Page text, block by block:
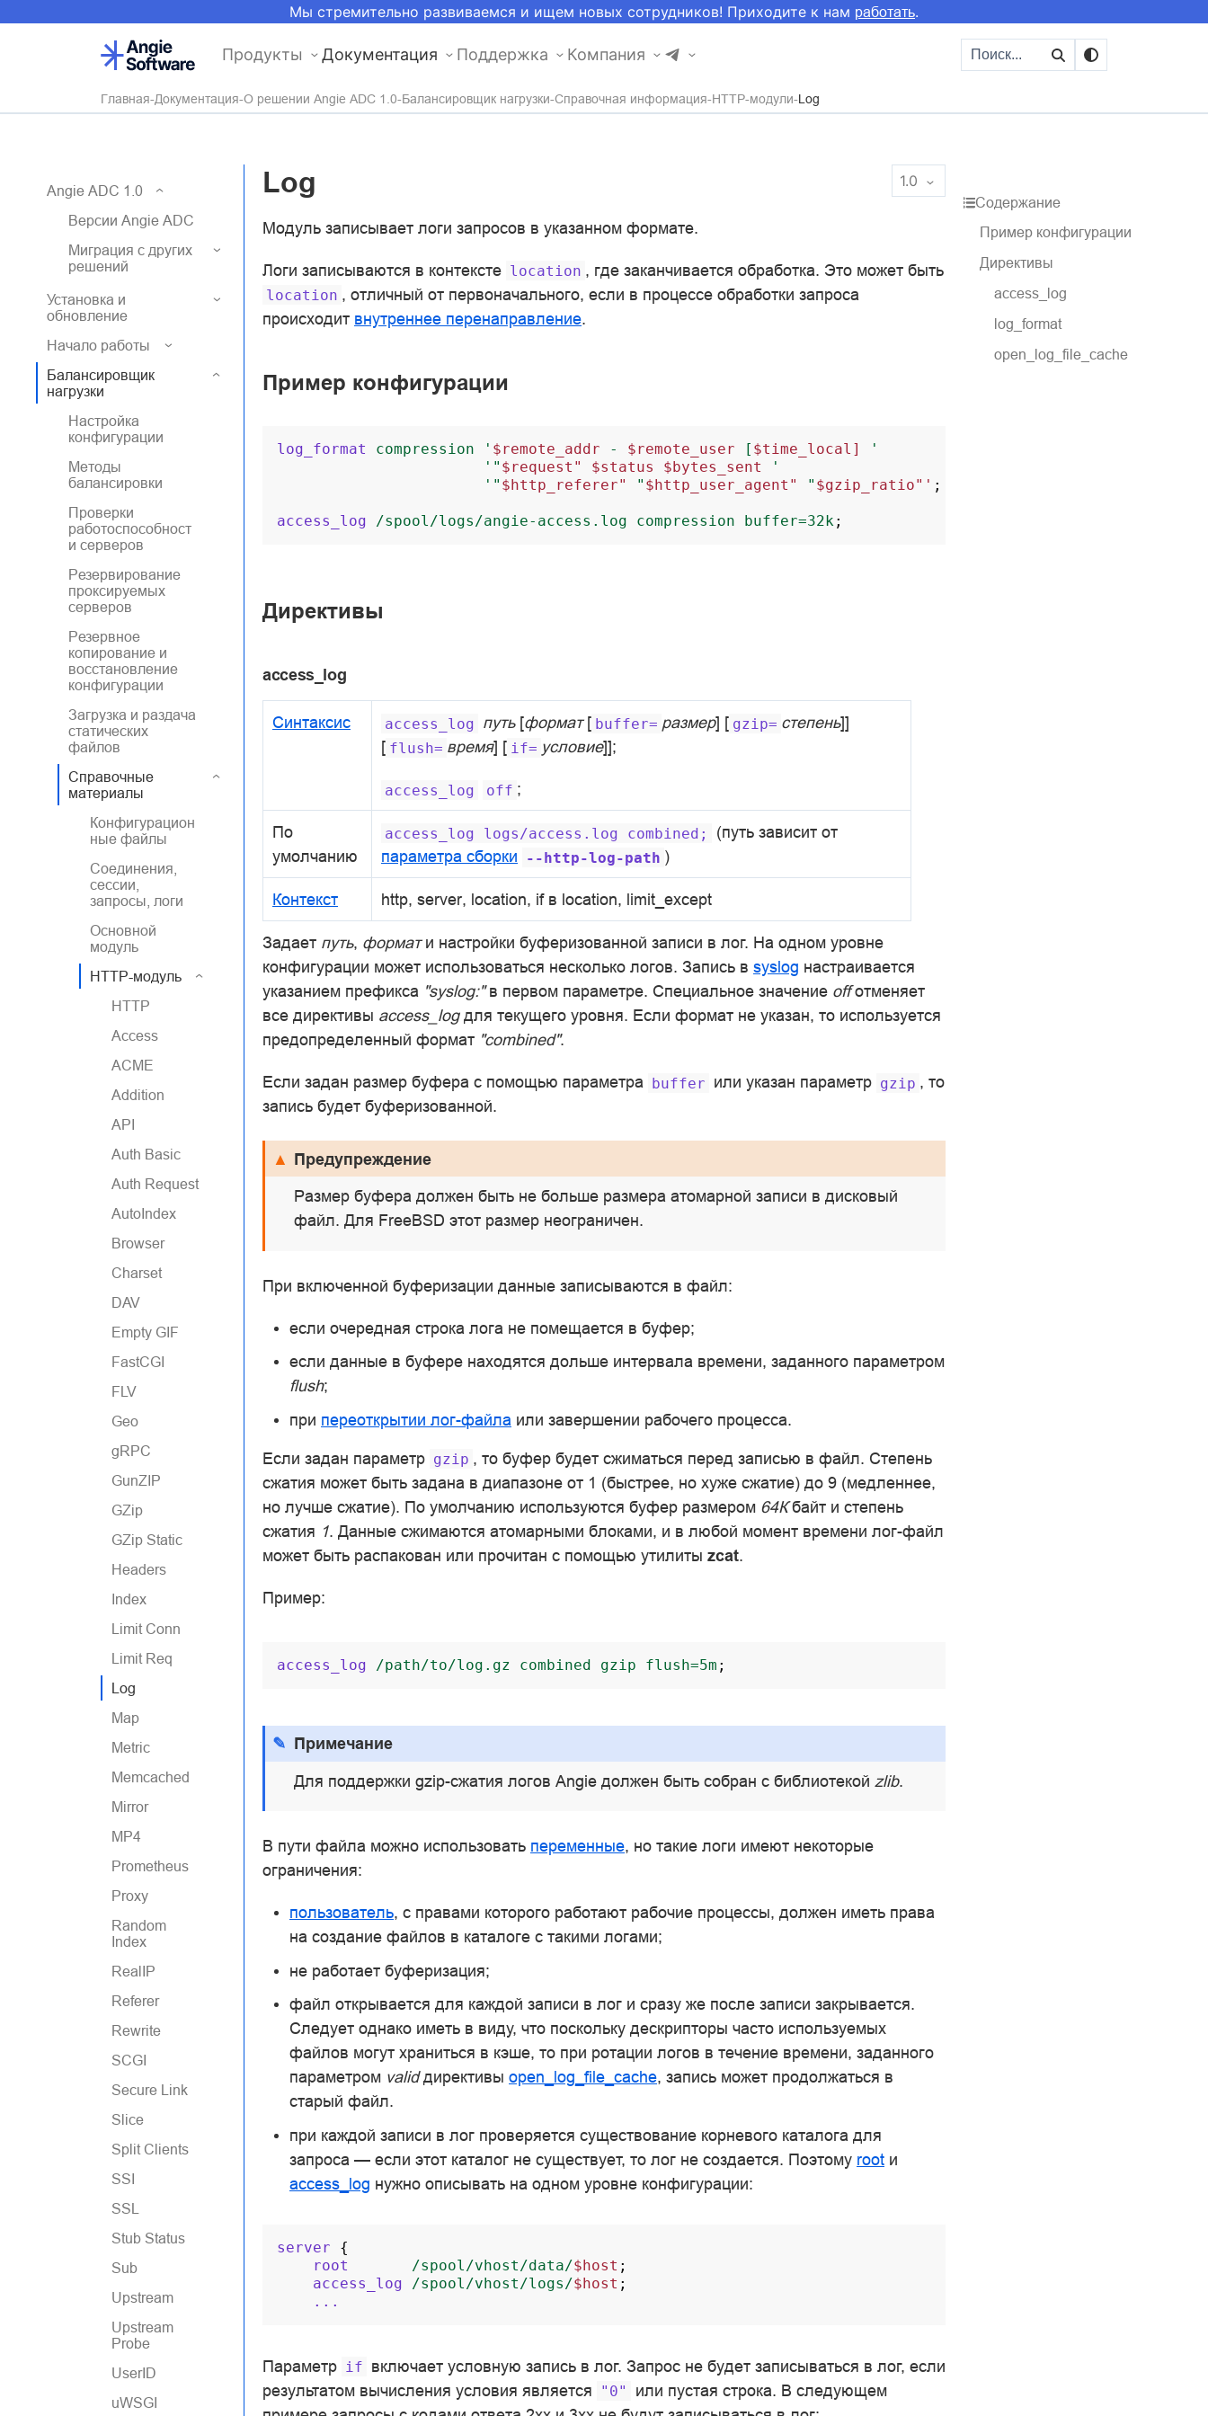
Мы стремительно развиваемся и ищем новых сотрудников! Приходите к нам работать.
Продукты Документация Поддержка Компания
Главная Документация О решении Angie ADC 1.0 Балансировщик нагрузки Справочная информация HTTP-модули Log
Angie ADC 1.0
Версии Angie ADC
Миграция с других
решений
Установка и
обновление
Начало работы
Балансировщик
нагрузки
Настройка
конфигурации
Методы
балансировки
Проверки
работоспособност
и серверов
Резервирование
проксируемых
серверов
Резервное
копирование и
восстановление
конфигурации
Загрузка и раздача
статических
файлов
Справочные
материалы
Конфигурацион
ные файлы
Соединения,
сессии,
запросы, логи
Основной
модуль
HTTP-модуль
HTTP
Access
ACME
Addition
API
Auth Basic
Auth Request
AutoIndex
Browser
Charset
DAV
Empty GIF
FastCGI
FLV
Geo
gRPC
GunZIP
GZip
GZip Static
Headers
Index
Limit Conn
Limit Req
Log
Map
Metric
Memcached
Mirror
MP4
Prometheus
Proxy
Random
Index
RealIP
Referer
Rewrite
SCGI
Secure Link
Slice
Split Clients
SSI
SSL
Stub Status
Sub
Upstream
Upstream
Probe
UserID
uWSGI
1.0
Log
Модуль записывает логи запросов в указанном формате.
Логи записываются в контексте location , где заканчивается обработка. Это может быть
location , отличный от первоначального, если в процессе обработки запроса
происходит внутреннее перенаправление.
Пример конфигурации
log_format compression ' $remote_addr - $remote_user [ $time_local]
'
'" $request" $status $bytes_sent
'
'" $http_referer" " $http_user_agent" " $gzip_ratio"' ;
access_log /spool/logs/angie-access.log compression buffer=32k ;
Директивы
access_log
Синтаксис access_log путь[формат[ buffer= размер] [ gzip= степень]]
[ flush= время] [ if= условие]];
access_log off ;
По
умолчанию
access_log logs/access.log combined;
(путь зависит от
параметра сборки
--http-log-path )
Контекст http, server, location, if в location, limit_except
Задает путь, формати настройки буферизованной записи в лог. На одном уровне
конфигурации может использоваться несколько логов. Запись в syslog настраивается
указанием префикса "syslog:"в первом параметре. Специальное значение offотменяет
все директивы access_logдля текущего уровня. Если формат не указан, то используется
предопределенный формат "combined".
Если задан размер буфера с помощью параметра buffer или указан параметр gzip , то
запись будет буферизованной.
Предупреждение
Размер буфера должен быть не больше размера атомарной записи в дисковый
файл. Для FreeBSD этот размер неограничен.
При включенной буферизации данные записываются в файл:
если очередная строка лога не помещается в буфер;
если данные в буфере находятся дольше интервала времени, заданного параметром
flush;
при переоткрытии лог-файла или завершении рабочего процесса.
Если задан параметр gzip , то буфер будет сжиматься перед записью в файл. Степень
сжатия может быть задана в диапазоне от 1 (быстрее, но хуже сжатие) до 9 (медленнее,
но лучше сжатие). По умолчанию используются буфер размером 64Кбайт и степень
сжатия 1. Данные сжимаются атомарными блоками, и в любой момент времени лог-файл
может быть распакован или прочитан с помощью утилиты zcat.
Пример:
access_log /path/to/log.gz combined gzip flush=5m ;
Примечание
Для поддержки gzip-сжатия логов Angie должен быть собран с библиотекойzlib.
В пути файла можно использовать переменные, но такие логи имеют некоторые
ограничения:
пользователь, с правами которого работают рабочие процессы, должен иметь права
на создание файлов в каталоге с такими логами;
не работает буферизация;
файл открывается для каждой записи в лог и сразу же после записи закрывается.
Следует однако иметь в виду, что поскольку дескрипторы часто используемых
файлов могут храниться в кэше, то при ротации логов в течение времени, заданного
параметром validдирективы open_log_file_cache, запись может продолжаться в
старый файл.
при каждой записи в лог проверяется существование корневого каталога для
запроса — если этот каталог не существует, то лог не создается. Поэтому root и
access_log нужно описывать на одном уровне конфигурации:
server
{
root
/spool/vhost/data/$host ;
access_log
/spool/vhost/logs/$host ;
...
Параметр if включает условную запись в лог. Запрос не будет записываться в лог, если
результатом вычисления условия является
"0"
или пустая строка. В следующем
Содержание
Пример конфигурации
Директивы
access_log
log_format
open_log_file_cache